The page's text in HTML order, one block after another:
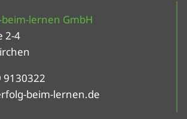
beim-lernen GmbH
2-4
9130322
beim-lernen.de